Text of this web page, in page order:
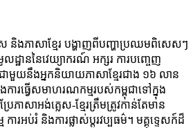
េស និងភាសាខ្មែរ បង្ហាញពីបញ្ហាប្រឈមពិសេសៗ
ដ្ឋាននៃវេយ្យាករណ៍ អក្សរ ការបញ្ចេញ
មួយនឹងអ្នកនិយាយភាសាខ្មែរជាង ១៦ លាន
រធ្វើសមាហរណកម្មរបស់កម្ពុជាទៅក្នុង
ភាសាអង់គ្លេស-ខ្មែរត្រឹមត្រូវកាន់តែមាន
ារអប់រំ និងការផ្លាស់ប្តូរវប្បធម៌។ មគ្គុទ្ទេសក៍ដ៏